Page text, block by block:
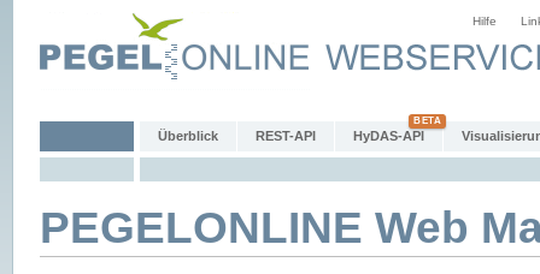
Hilfe
Überblick REST-API HyDAS-API
PEGELONLINE Web